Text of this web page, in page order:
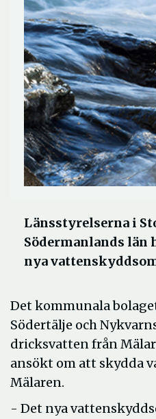
Länsstyrelserna i
Södermanlands län
nya
Det kommunala
Södertälje och
dricksvatten från
ansökt om att skydda
Mälaren.
- Det nya